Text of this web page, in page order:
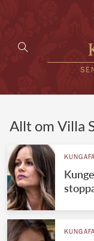
Allt om Villa